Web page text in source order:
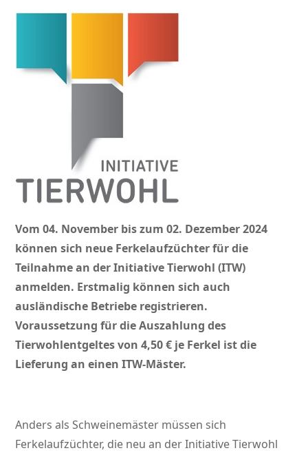
Vom 04. November bis zum 02. Dezember 2024
können sich neue Ferkelaufzüchter für die
Teilnahme an der Initiative Tierwohl (ITW)
anmelden. Erstmalig können sich auch
ausländische Betriebe registrieren.
Voraussetzung für die Auszahlung des
Tierwohlentgeltes von 4,50 € je Ferkel ist die
Lieferung an einen ITW-Mäster.
Anders als Schweinemäster müssen sich
Ferkelaufzüchter, die neu an der Initiative Tierwohl